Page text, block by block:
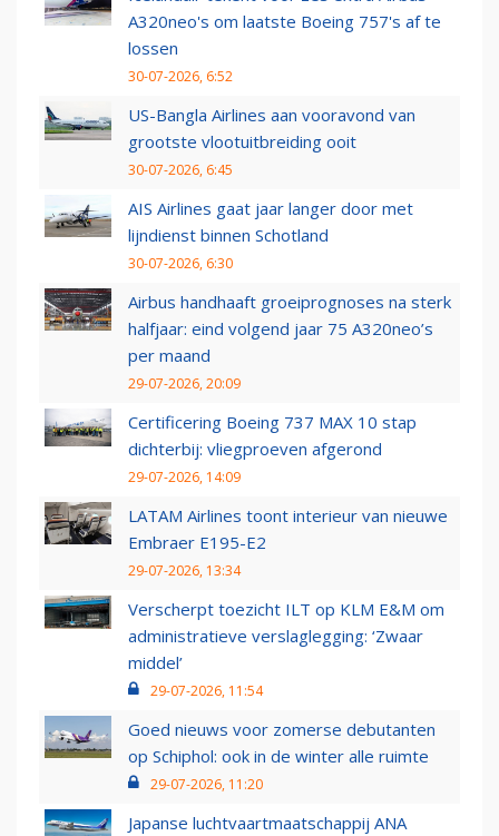
A320neo's om laatste Boeing 757's af te
lossen
30-07-2026, 6:52
US-Bangla Airlines aan vooravond van
grootste vlootuitbreiding ooit
30-07-2026, 6:45
AIS Airlines gaat jaar langer door met
lijndienst binnen Schotland
30-07-2026, 6:30
Airbus handhaaft groeiprognoses na sterk
halfjaar: eind volgend jaar 75 A320neo’s
per maand
29-07-2026, 20:09
Certificering Boeing 737 MAX 10 stap
dichterbij: vliegproeven afgerond
29-07-2026, 14:09
LATAM Airlines toont interieur van nieuwe
Embraer E195-E2
29-07-2026, 13:34
Verscherpt toezicht ILT op KLM E&M om
administratieve verslaglegging: ‘Zwaar
middel’
29-07-2026, 11:54
Goed nieuws voor zomerse debutanten
op Schiphol: ook in de winter alle ruimte
29-07-2026, 11:20
Japanse luchtvaartmaatschappij ANA